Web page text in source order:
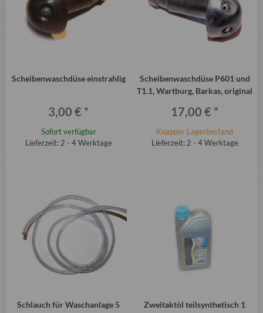
Scheibenwaschdüse einstrahlig
3,00 € *
Sofort verfügbar
Lieferzeit: 2 - 4 Werktage
Scheibenwaschdüse P601 und
T1.1, Wartburg, Barkas, original
17,00 € *
Knapper Lagerbestand
Lieferzeit: 2 - 4 Werktage
Schlauch für Waschanlage 5
Zweitaktöl teilsynthetisch 1